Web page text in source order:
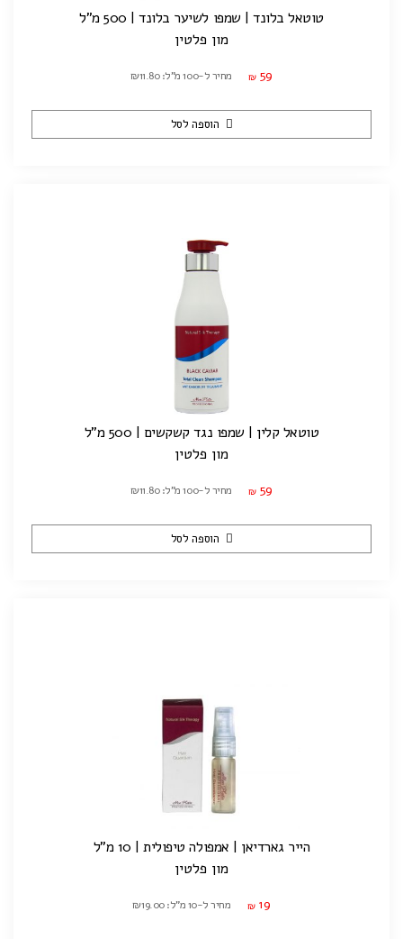
טוטאל בלונד | שמפו לשיער בלונד | 500 מ"ל
מון פלטין
₪ 59 מחיר ל-100 מ"ל: ₪11.80
הוספה לסל
טוטאל קלין | שמפו נגד קשקשים | 500 מ"ל
מון פלטין
₪ 59 מחיר ל-100 מ"ל: ₪11.80
הוספה לסל
הייר גארדיאן | אמפולה טיפולית | 10 מ"ל
מון פלטין
₪ 19 מחיר ל-10 מ"ל: ₪19.00